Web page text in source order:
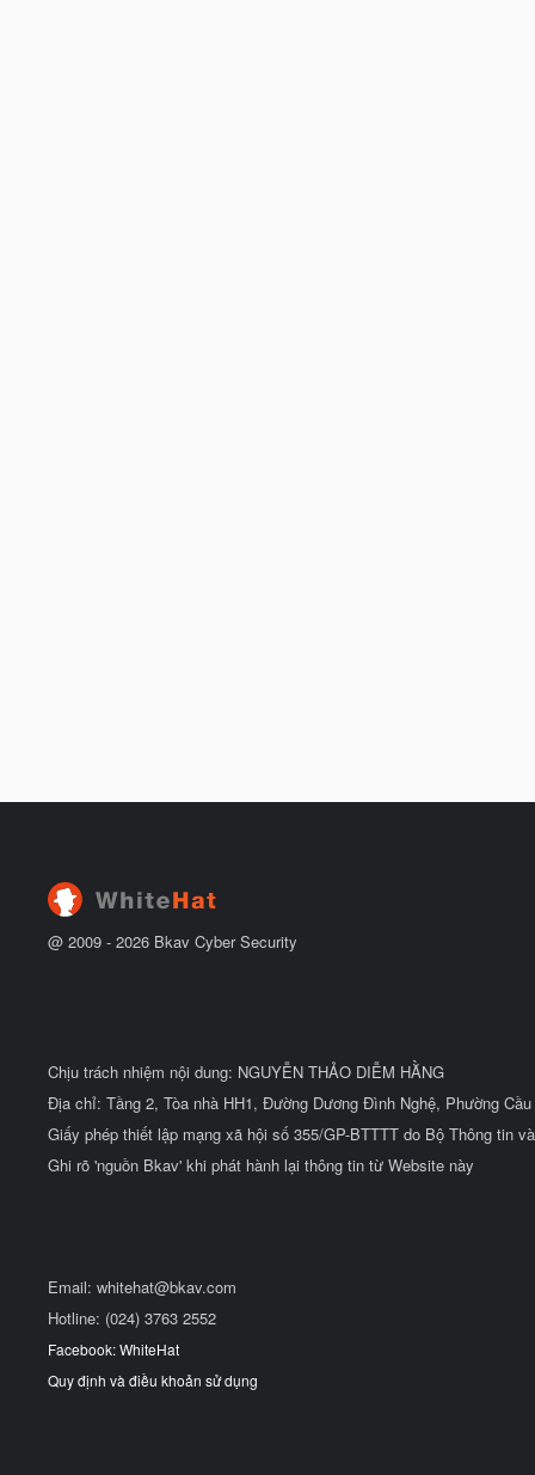
@ 2009 - 2026 Bkav Cyber Security
Chịu trách nhiệm nội dung: NGUYỄN THẢO DIỄM HẰNG
Địa chỉ: Tầng 2, Tòa nhà HH1, Đường Dương Đình Nghệ, Phường
Giấy phép thiết lập mạng xã hội số 355/GP-BTTTT do Bộ Thông tin
Ghi rõ 'nguồn Bkav' khi phát hành lại thông tin từ Website này
Email: whitehat@bkav.com
Hotline: (024) 3763 2552
Facebook: WhiteHat
Quy định và điều khoản sử dụng